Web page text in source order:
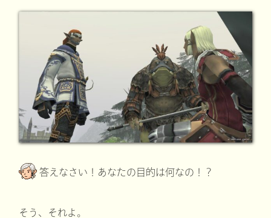
答えなさい！あなたの目的は何なの！？
そう、それよ。